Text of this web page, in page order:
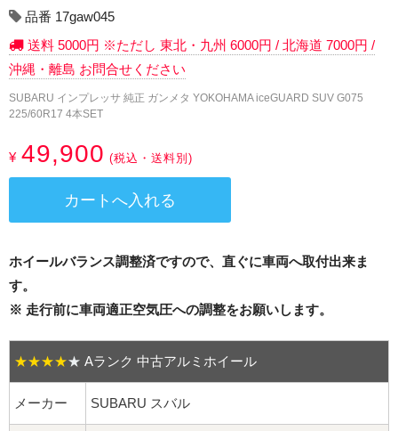
12インチ：夏タイヤホイール
13インチ：夏タイヤホイール
14インチ：夏タイヤホイール
15インチ：夏タイヤホイール
19インチ：夏タイヤホイール
20インチ：夏タイヤホイール
ホイールナット
品番 17gaw045
送料 5000円 ※ただし 東北・九州 6000円 / 北海道 7000円 /
沖縄・離島 お問合せください
SUBARU インプレッサ 純正 ガンメタ YOKOHAMA iceGUARD SUV G075
225/60R17 4本SET
¥ 49,900 (税込・送料別)
ホイールバランス調整済ですので、直ぐに車両へ取付出来ま
す。
※ 走行前に車両適正空気圧への調整をお願いします。
★★★★★ Aランク 中古アルミホイール
メーカー SUBARU スバル